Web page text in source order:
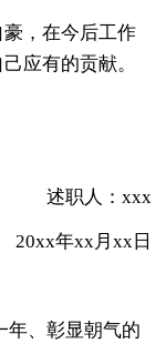
，在今后工作
应有的贡献。
述职人：xxx
年xx月xx日
、彰显朝气的